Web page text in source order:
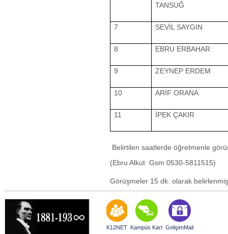
TANSUĞ
7 SEVİL SAYGIN
8 EBRU ERBAHAR
9 ZEYNEP ERDEM
10 ARİF ORANA
11 İPEK ÇAKIR
Belirtilen saatlerde öğretmenle
(Ebru Alkut Gsm 0530-5811515)
Görüşmeler 15 dk. olarak
K12NET Kampüs Kart GelişimMail